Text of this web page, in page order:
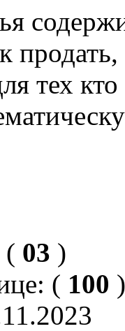
тех
( 03 )
( 100 )